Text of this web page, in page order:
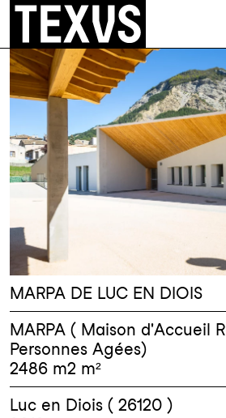
Équipements
Illustrations
Codex
Infos
Contact
MARPA DE LUC EN DIOIS
MARPA ( Maison d'Accueil
Personnes Agées)
2486 m2 m²
Luc en Diois ( 26120 )